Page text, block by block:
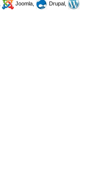
Joomla,
Drupal,